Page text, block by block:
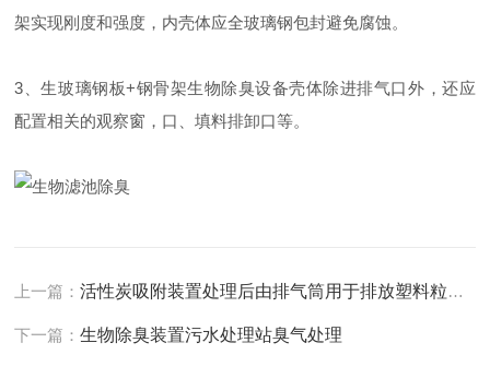
架实现刚度和强度，内壳体应全玻璃钢包封避免腐蚀。
3、生玻璃钢板+钢骨架生物除臭设备壳体除进排气口外，还应
配置相关的观察窗，口、填料排卸口等。
上一篇：活性炭吸附装置处理后由排气筒用于排放塑料粒子熔融废气治理
下一篇：生物除臭装置污水处理站臭气处理